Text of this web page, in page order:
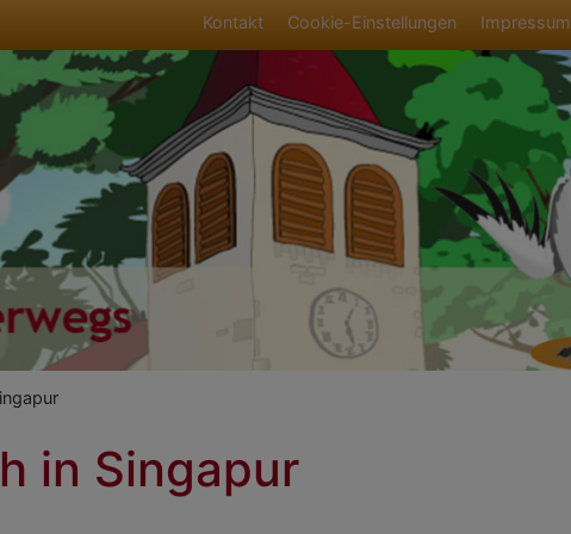
Fußbereichsmenü
Kontakt Cookie-Einstellungen Impressum
in Singapur